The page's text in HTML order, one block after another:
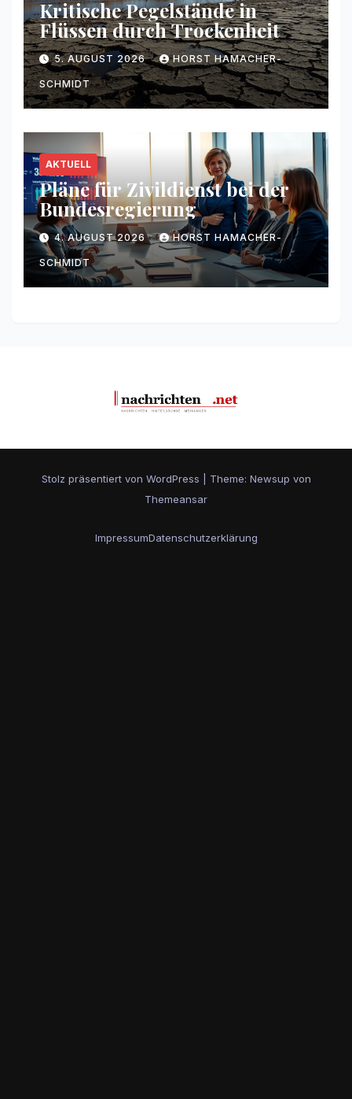
Kritische Pegelstände in
Flüssen durch Trockenheit
5. AUGUST 2026 HORST HAMACHER-
SCHMIDT
AKTUELL
Pläne für Zivildienst bei der
Bundesregierung
4. AUGUST 2026 HORST HAMACHER-
SCHMIDT
Stolz präsentiert von WordPress
Theme: Newsup von
Themeansar
ImpressumDatenschutzerklärung